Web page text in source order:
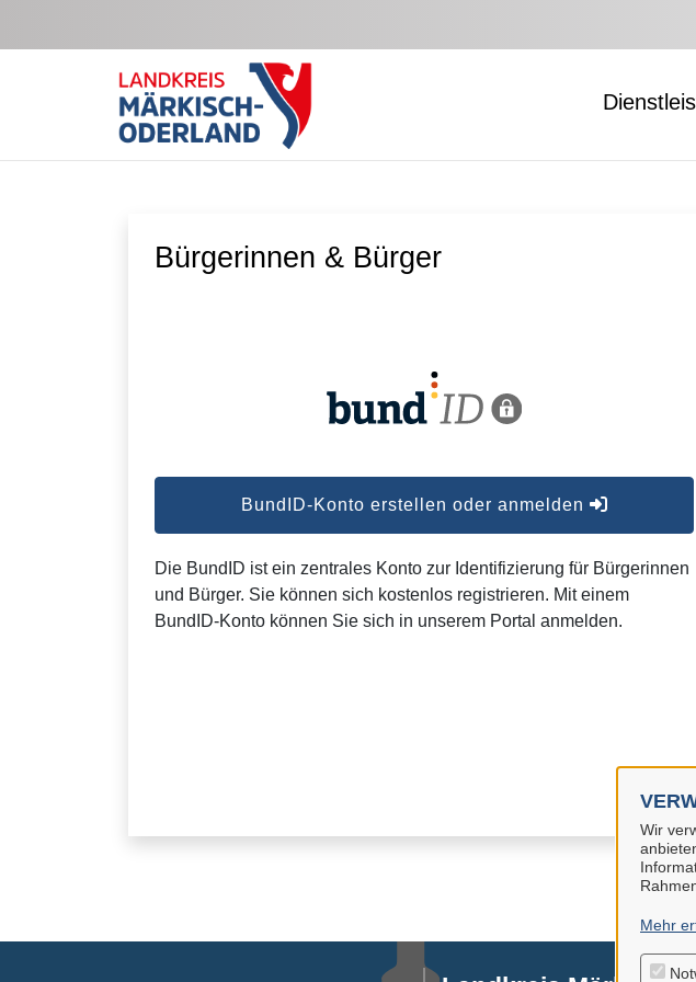
Wir
Mehr
Bürgerinnen & Bürger
BundID-Konto erstellen oder anmelden
Die BundID ist ein zentrales Konto zur Identifizierung für Bürgerinnen
und Bürger. Sie können sich kostenlos registrieren. Mit einem
BundID-Konto können Sie sich in unserem Portal anmelden.